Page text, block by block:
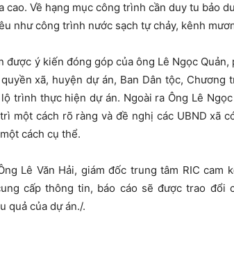
cao. Về hạng mục công trình cần duy tu bảo
như công trình nước sạch tự chảy, kênh
được ý kiến đóng góp của ông Lê Ngọc
xã, huyện dự án, Ban Dân tộc, Chương
trình thực hiện dự án. Ngoài ra Ông Lê
một cách rõ ràng và đề nghị các UBND xã
cách cụ thể.
Lê Văn Hải, giám đốc trung tâm RIC cam
cấp thông tin, báo cáo sẽ được trao đổi
quả của dự án./.